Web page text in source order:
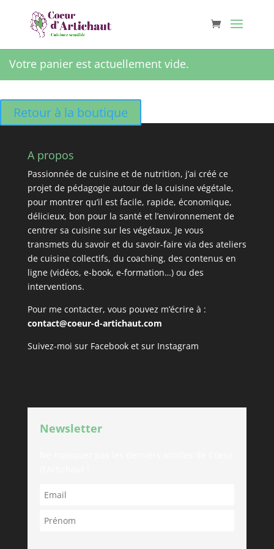
Votre panier est actuellement vide.
Retour à la boutique
A propos
Passionnée de cuisine et de nutrition, j’ai créé ce
projet de pédagogie autour de la cuisine végétale,
pour montrer qu’il est facile, rapide, économique,
délicieux, bon pour la santé et l’environnement de
centrer sa cuisine sur les végétaux. Je vous
transmets du savoir et du savoir-faire via des ateliers
de cuisine collectifs, du coaching, des contenus en
ligne (vidéos, e-book, e-formation…) ou des
interventions.
Pour me contacter, vous pouvez m’écrire à :
contact@coeur-d-artichaut.com
Suivez-moi sur Facebooket sur Instagram
Newsletter